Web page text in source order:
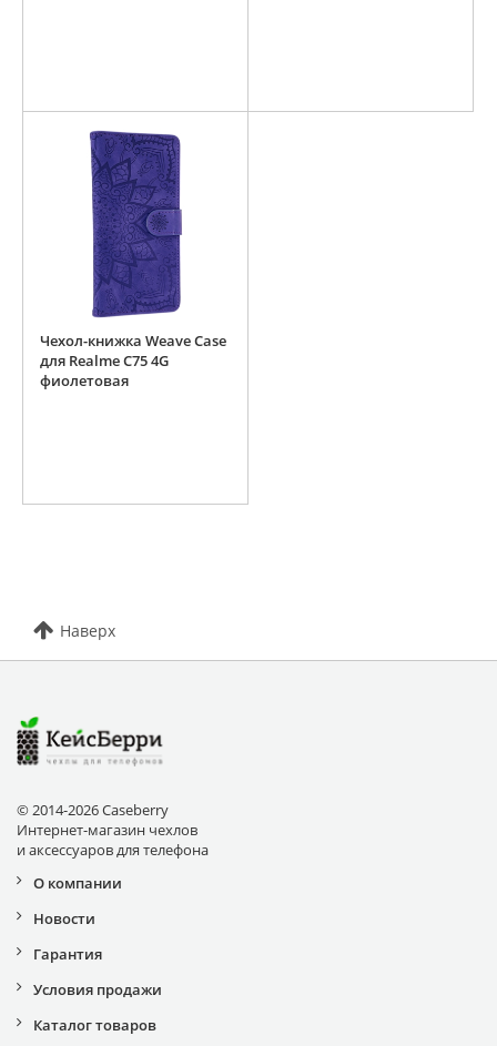
Чехол-книжка Weave Case
для Realme C75 4G
фиолетовая
Наверх
© 2014-2026 Caseberry
Интернет-магазин чехлов
и аксессуаров для телефона
О компании
Новости
Гарантия
Условия продажи
Каталог товаров